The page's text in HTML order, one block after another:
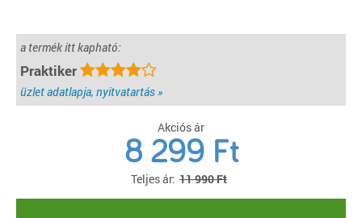
a termék itt kapható:
Praktiker
üzlet adatlapja, nyitvatartás »
Akciós ár
8 299 Ft
Teljes ár: 11 990 Ft